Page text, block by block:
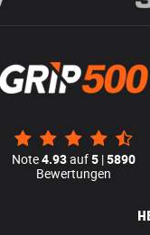
Note4.93auf5|5890
Bewertungen